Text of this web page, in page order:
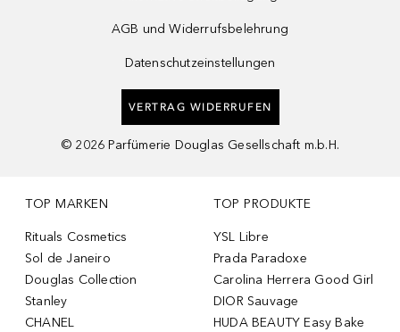
AGB und Widerrufsbelehrung
Datenschutzeinstellungen
VERTRAG WIDERRUFEN
© 2026 Parfümerie Douglas Gesellschaft m.b.H.
TOP MARKEN
Rituals Cosmetics
Sol de Janeiro
Douglas Collection
Stanley
CHANEL
TOP PRODUKTE
YSL Libre
Prada Paradoxe
Carolina Herrera Good Girl
DIOR Sauvage
HUDA BEAUTY Easy Bake